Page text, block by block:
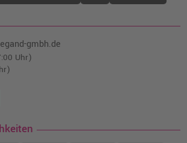
€
MwSt.zzgl. Versand
gmbh.de
Uhr)